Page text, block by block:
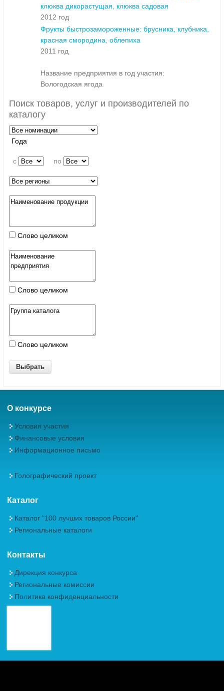
клюква дикорастущая, клюква садовая
2012 год
Фрукты быстрозамороженные: брусника, клубника,
красная смородина, облепиха
2011 год
Название предприятия в год участия:
Вологодская ягода
Поиск товаров, услуг и производителей по
каталогу
Года
c по
Слово целиком
Слово целиком
Слово целиком
О конкурсе
Условия участия
Финансовые условия
Информационное письмо
Голографический проект
Каталог
Каталог "100 лучших товаров России"
Региональные каталоги
Контакты
Дирекция конкурса
Региональные комиссии
Политика конфиденциальности